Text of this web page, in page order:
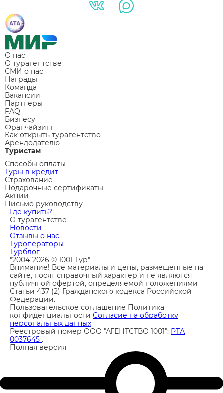
О нас
О турагентстве
СМИ о нас
Награды
Команда
Вакансии
Партнеры
FAQ
Бизнесу
Франчайзинг
Как открыть турагентство
Арендодателю
Туристам
Способы оплаты
Туры в кредит
Страхование
Подарочные сертификаты
Акции
Письмо руководству
Где купить?
О турагентстве
Новости
Отзывы о нас
Туроператоры
Турблог
"2004-2026 © 1001 Тур"
Внимание! Все материалы и цены, размещенные на
сайте, носят справочный характер и не являются
публичной офертой, определяемой положениями
Статьи 437 (2) Гражданского кодекса Российской
Федерации.
Пользовательское соглашение Политика
конфиденциальности Согласие на обработку
персональных данных
Реестровый номер ООО "АГЕНТСТВО 1001": РТА
0037645 .
Полная версия